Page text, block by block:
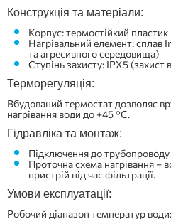
Конструкція та матеріали:
Корпус: термостійкий пластик
Нагрівальний елемент: сплав
та агресивного середовища)
Ступінь захисту: IPX5 (захист
Терморегуляція:
Вбудований термостат дозволяє
нагрівання води до +45 °C.
Гідравліка та монтаж:
Підключення до
Проточна схема нагрівання –
пристрій під час фільтрації.
Умови експлуатації:
Робочий діапазон температур